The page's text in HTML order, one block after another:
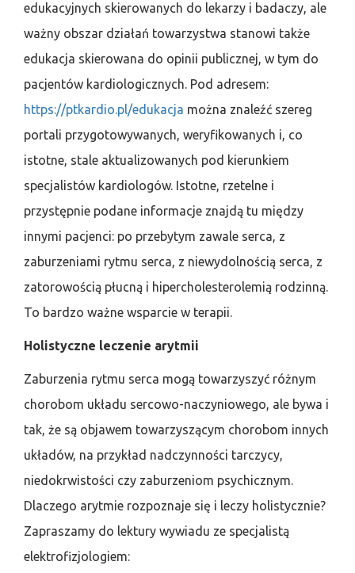
edukacyjnych skierowanych do lekarzy i badaczy, ale
ważny obszar działań towarzystwa stanowi także
edukacja skierowana do opinii publicznej, w tym do
pacjentów kardiologicznych. Pod adresem:
https://ptkardio.pl/edukacja można znaleźć szereg
portali przygotowywanych, weryfikowanych i, co
istotne, stale aktualizowanych pod kierunkiem
specjalistów kardiologów. Istotne, rzetelne i
przystępnie podane informacje znajdą tu między
innymi pacjenci: po przebytym zawale serca, z
zaburzeniami rytmu serca, z niewydolnością serca, z
zatorowością płucną i hipercholesterolemią rodzinną.
To bardzo ważne wsparcie w terapii.
Holistyczne leczenie arytmii
Zaburzenia rytmu serca mogą towarzyszyć różnym
chorobom układu sercowo-naczyniowego, ale bywa i
tak, że są objawem towarzyszącym chorobom innych
układów, na przykład nadczynności tarczycy,
niedokrwistości czy zaburzeniom psychicznym.
Dlaczego arytmie rozpoznaje się i leczy holistycznie?
Zapraszamy do lektury wywiadu ze specjalistą
elektrofizjologiem: